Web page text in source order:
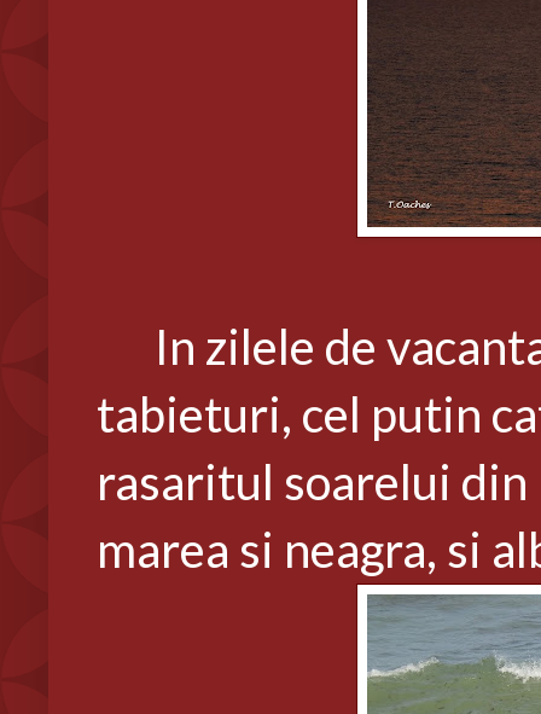
In zilele de
tabieturi, cel putin
rasaritul soarelui din
marea si neagra, si